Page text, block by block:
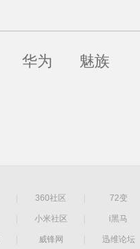
华为 魅族
360社区 72变
小米社区 i黑马
威锋网
迅维论坛